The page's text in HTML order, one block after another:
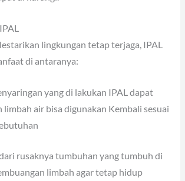
lingkungan tetap terjaga, IPAL
di antaranya:
yang di lakukan IPAL dapat
limbah air bisa digunakan Kembali sesuai
rusaknya tumbuhan yang tumbuh di
limbah agar tetap hidup